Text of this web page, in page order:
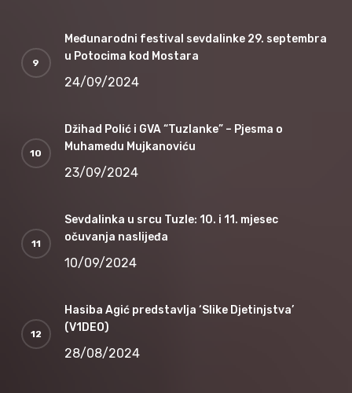
Međunarodni festival sevdalinke 29. septembra
u Potocima kod Mostara
24/09/2024
Džihad Polić i GVA “Tuzlanke” – Pjesma o
Muhamedu Mujkanoviću
23/09/2024
Sevdalinka u srcu Tuzle: 10. i 11. mjesec
očuvanja naslijeđa
10/09/2024
Hasiba Agić predstavlja ‘Slike Djetinjstva’
(V1DEO)
28/08/2024